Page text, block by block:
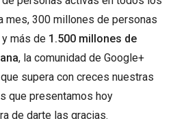
mes, 300 millones de personas
más de 1.500 millones de
, la comunidad de Google+
supera con creces nuestras
que presentamos hoy
de darte las gracias.